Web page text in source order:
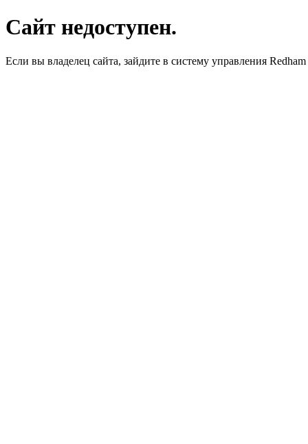
Сайт недоступен.
Если вы владелец сайта, зайдите в систему управления